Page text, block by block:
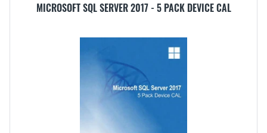
MICROSOFT SQL SERVER 2017 - 5 PACK DEVICE CAL